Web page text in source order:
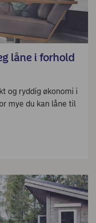
låne i forhold
og ryddig økonomi i
mye du kan låne til